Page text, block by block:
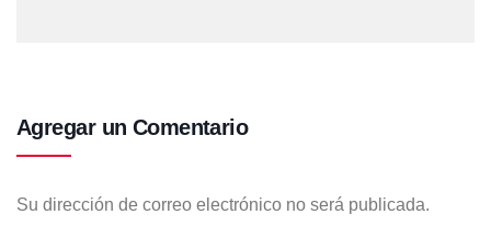
Agregar un Comentario
Su dirección de correo electrónico no será publicada.